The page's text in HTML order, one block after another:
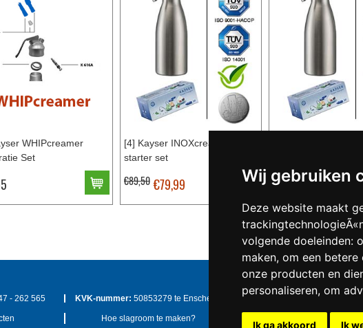
Wij gebruiken
Deze website maakt
volgende doeleinden:
maken, om een
onze producten en
personaliseren, om
Ik ga akkoord Ik
WHIPcreamer
Set
[4] Kayser INOXcreamer 1,0L
starter set
€89,50 €79,99 €87,50 €77,49
- 262 565 KVK-nummer: 50853279 te Enschede
Hoe slagroom te maken?